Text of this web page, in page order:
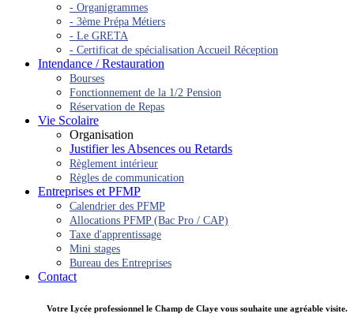
- Organigrammes
- 3ème Prépa Métiers
- Le GRETA
- Certificat de spécialisation Accueil Réception
Intendance / Restauration
Bourses
Fonctionnement de la 1/2 Pension
Réservation de Repas
Vie Scolaire
Organisation
Justifier les Absences ou Retards
Règlement intérieur
Règles de communication
Entreprises et PFMP
Calendrier des PFMP
Allocations PFMP (Bac Pro / CAP)
Taxe d'apprentissage
Mini stages
Bureau des Entreprises
Contact
Votre Lycée professionnel le Champ de Claye vous souhaite une agréable visite.